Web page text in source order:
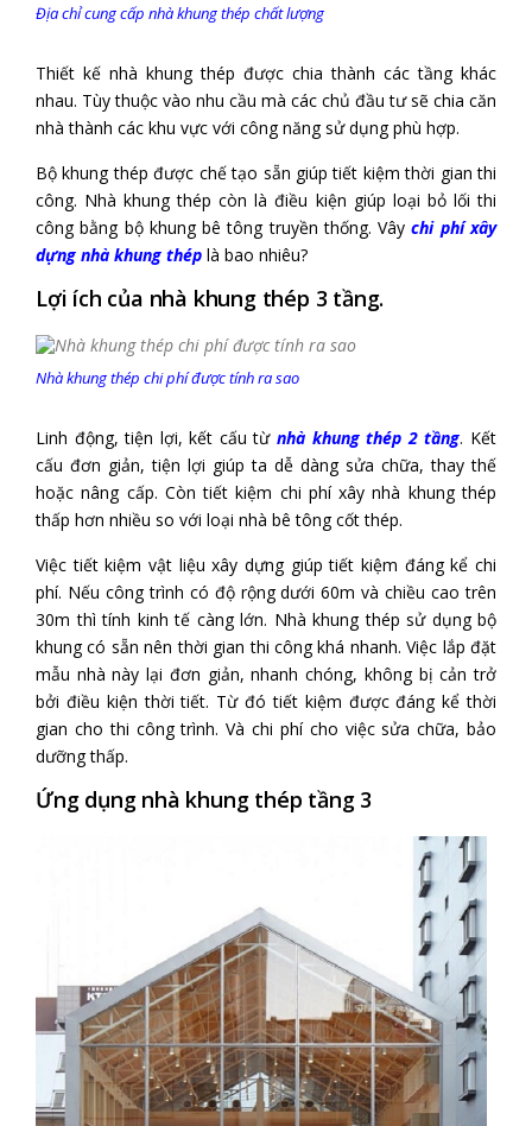
Địa chỉ cung cấp nhà khung thép chất lượng
Thiết kế nhà khung thép được chia thành các tầng khác
nhau. Tùy thuộc vào nhu cầu mà các chủ đầu tư sẽ chia căn
nhà thành các khu vực với công năng sử dụng phù hợp.
Bộ khung thép được chế tạo sẵn giúp tiết kiệm thời gian thi
công. Nhà khung thép còn là điều kiện giúp loại bỏ lối thi
công bằng bộ khung bê tông truyền thống. Vâychi phí xây
dựng nhà khung thép là bao nhiêu?
Lợi ích của nhà khung thép 3 tầng.
Nhà khung thép chi phí được tính ra sao
Linh động, tiện lợi, kết cấu từnhà khung thép 2 tầng. Kết
cấu đơn giản, tiện lợi giúp ta dễ dàng sửa chữa, thay thế
hoặc nâng cấp. Còn tiết kiệm chi phí xây nhà khung thép
thấp hơn nhiều so với loại nhà bê tông cốt thép.
Việc tiết kiệm vật liệu xây dựng giúp tiết kiệm đáng kể chi
phí. Nếu công trình có độ rộng dưới 60m và chiều cao trên
30m thì tính kinh tế càng lớn. Nhà khung thép sử dụng bộ
khung có sẵn nên thời gian thi công khá nhanh. Việc lắp đặt
mẫu nhà này lại đơn giản, nhanh chóng, không bị cản trở
bởi điều kiện thời tiết. Từ đó tiết kiệm được đáng kể thời
gian cho thi công trình. Và chi phí cho việc sửa chữa, bảo
dưỡng thấp.
Ứng dụng nhà khung thép tầng 3